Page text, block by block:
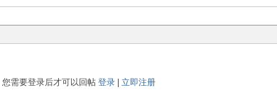
您需要登录后才可以回帖 登录| 立即注册